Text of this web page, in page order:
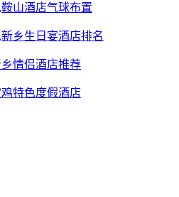
山酒店气球布置
乡生日宴酒店排名
情侣酒店推荐
特色度假酒店